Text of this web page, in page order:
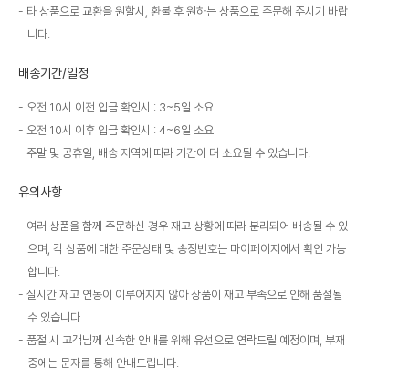
타 상품으로 교환을 원할시, 환불 후 원하는 상품으로 주문해 주시기 바랍
니다.
배송기간/일정
오전 10시 이전 입금 확인시 : 3~5일 소요
오전 10시 이후 입금 확인시 : 4~6일 소요
주말 및 공휴일, 배송 지역에 따라 기간이 더 소요될 수 있습니다.
유의사항
여러 상품을 함께 주문하신 경우 재고 상황에 따라 분리되어 배송될 수 있
으며, 각 상품에 대한 주문상태 및 송장번호는 마이페이지에서 확인 가능
합니다.
실시간 재고 연동이 이루어지지 않아 상품이 재고 부족으로 인해 품절될
수 있습니다.
품절 시 고객님께 신속한 안내를 위해 유선으로 연락드릴 예정이며, 부재
중에는 문자를 통해 안내드립니다.